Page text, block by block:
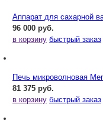
Аппарат для сахарной
96 000 руб.
в корзину быстрый заказ
Печь микроволновая
81 375 руб.
в корзину быстрый заказ